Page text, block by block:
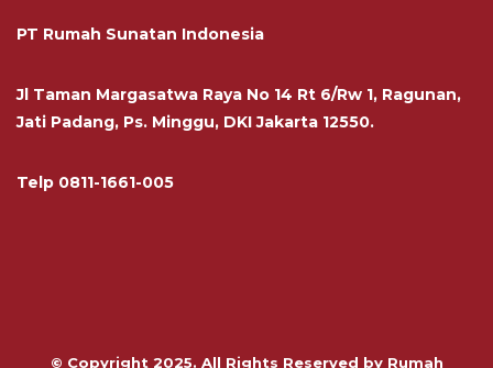
PT Rumah Sunatan Indonesia
Jl Taman Margasatwa Raya No 14 Rt 6/Rw 1, Ragunan,
Jati Padang, Ps. Minggu, DKI Jakarta 12550.
Telp 0811-1661-005
© Copyright 2025. All Rights Reserved by Rumah